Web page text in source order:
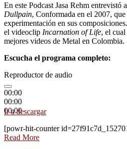
En este Podcast Jasa Rehm entrevistó
Dullpain, Conformada en el 2007,
experimentación en sus
el videoclip Incarnation of Life, el
mejores videos de Metal en Colombia.
Escucha el programa completo:
Reproductor de audio
00:00
00:00
00:00
Ir a descargar
[powr-hit-counter
Read More